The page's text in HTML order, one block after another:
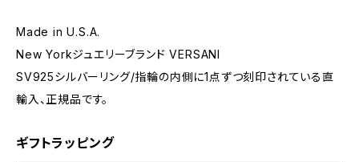
Made in U.S.A.
New Yorkジュエリーブランド VERSANI
SV925シルバーリング/指輪の内側に1点ずつ刻印されている直
輸入、正規品です。
ギフトラッピング